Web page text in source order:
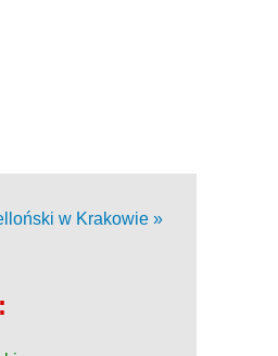
w Krakowie »